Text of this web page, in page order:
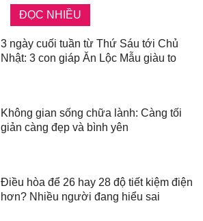
ĐỌC NHIỀU
3 ngày cuối tuần từ Thứ Sáu tới Chủ
Nhật: 3 con giáp Ăn Lộc Mẫu giàu to
Không gian sống chữa lành: Càng tối
giản càng đẹp và bình yên
Điều hòa để 26 hay 28 độ tiết kiệm điện
hơn? Nhiều người đang hiểu sai